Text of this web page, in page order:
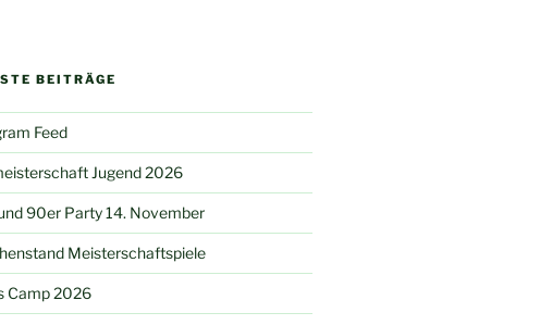
BEITRÄGE
Feed
Jugend 2026
90er Party 14. November
Meisterschaftspiele
Camp 2026